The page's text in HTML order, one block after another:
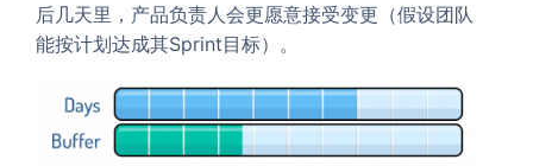
后几天里，产品负责人会更愿意接受变更（假设团队
能按计划达成其Sprint目标）。